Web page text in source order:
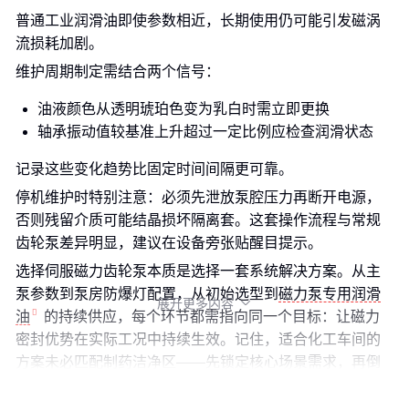
普通工业润滑油即使参数相近，长期使用仍可能引发磁涡
流损耗加剧。
维护周期制定需结合两个信号：
油液颜色从透明琥珀色变为乳白时需立即更换
轴承振动值较基准上升超过一定比例应检查润滑状态
记录这些变化趋势比固定时间间隔更可靠。
停机维护时特别注意：必须先泄放泵腔压力再断开电源，
否则残留介质可能结晶损坏隔离套。这套操作流程与常规
齿轮泵差异明显，建议在设备旁张贴醒目提示。
选择伺服磁力齿轮泵本质是选择一套系统解决方案。从主
泵参数到泵房防爆灯配置，从初始选型到 磁力泵专用润滑
油
的持续供应，每个环节都需指向同一个目标：让磁力
密封优势在实际工况中持续生效。记住，适合化工车间的
方案未必匹配制药洁净区——先锁定核心场景需求，再倒
展开更多内容 